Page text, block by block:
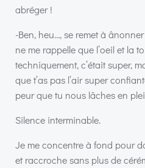
abréger !
-Ben, heu…, se remet à
ne me rappelle que l’oeil et la
techniquement, c’était super,
que t’as pas l’air super
peur que tu nous lâches en
Silence interminable.
Je me concentre à fond pour
et raccroche sans plus de